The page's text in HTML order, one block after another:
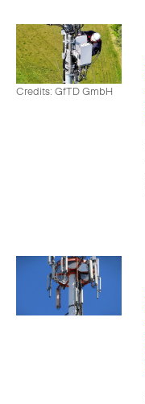
Credits: GfTD GmbH